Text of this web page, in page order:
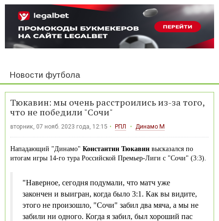
Новости футбола
Тюкавин: мы очень расстроились из-за того,
что не победили "Сочи"
вторник, 07 нояб. 2023 года, 12:15 РПЛ Динамо М
Нападающий "Динамо" Константин Тюкавин высказался по
итогам игры 14-го тура Российской Премьер-Лиги с "Сочи" (3:3).
"Наверное, сегодня подумали, что матч уже
закончен и выигран, когда было 3:1. Как вы видите,
этого не произошло, "Сочи" забил два мяча, а мы не
забили ни одного. Когда я забил, был хороший пас